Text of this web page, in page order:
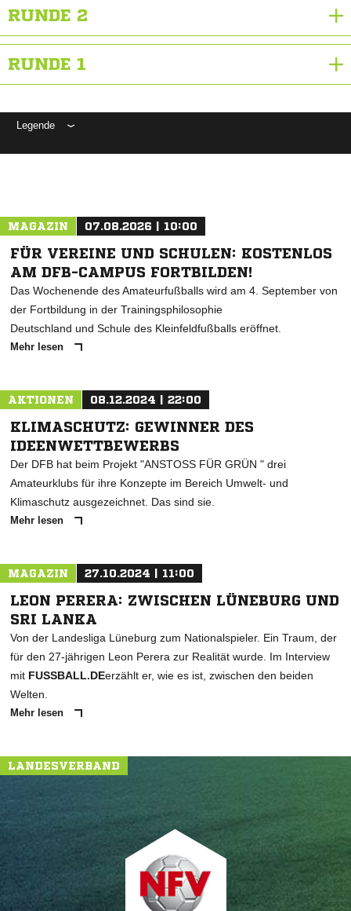
RUNDE 2
RUNDE 1
Legende
MAGAZIN 07.08.2026 | 10:00
FÜR VEREINE UND SCHULEN: KOSTENLOS
AM DFB-CAMPUS FORTBILDEN!
Das Wochenende des Amateurfußballs wird am 4. September von
der Fortbildung in der Trainingsphilosophie
Deutschland und Schule des Kleinfeldfußballs eröffnet.
Mehr lesen
AKTIONEN 08.12.2024 | 22:00
KLIMASCHUTZ: GEWINNER DES
IDEENWETTBEWERBS
Der DFB hat beim Projekt "ANSTOSS FÜR GRÜN " drei
Amateurklubs für ihre Konzepte im Bereich Umwelt- und
Klimaschutz ausgezeichnet. Das sind sie.
Mehr lesen
MAGAZIN 27.10.2024 | 11:00
LEON PERERA: ZWISCHEN LÜNEBURG UND
SRI LANKA
Von der Landesliga Lüneburg zum Nationalspieler. Ein Traum, der
für den 27-jährigen Leon Perera zur Realität wurde. Im Interview
mit FUSSBALL.DEerzählt er, wie es ist, zwischen den beiden
Welten.
Mehr lesen
LANDESVERBAND